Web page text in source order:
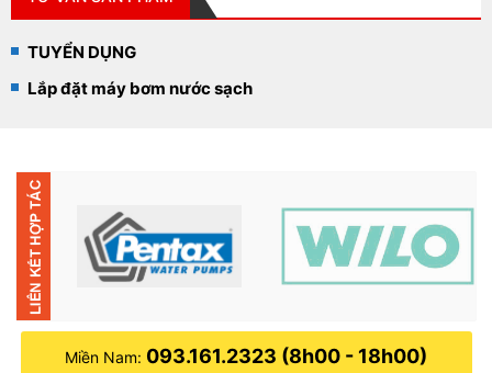
TUYỂN DỤNG
Lắp đặt máy bơm nước sạch
Miền Nam: 093.161.2323 (8h00 - 18h00)